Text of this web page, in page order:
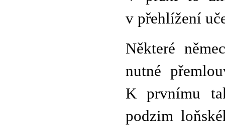
v přehlížení
Některé
nutné
K prvnímu
podzim